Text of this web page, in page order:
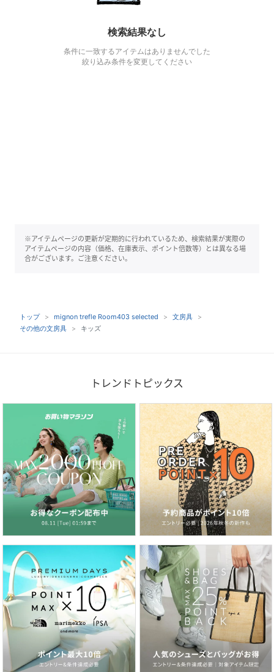
検索結果なし
条件に一致するアイテムはありませんでした
絞り込み条件を変更してください
※アイテムページの更新が定期的に行われているため、検索結果が実際の
アイテムページの内容（価格、在庫表示、ポイント倍数等）とは異なる場
合がございます。ご注意ください。
トップ mignon trefle Room403 selected
文房具
その他の文房具
キッズ
トレンドトピックス